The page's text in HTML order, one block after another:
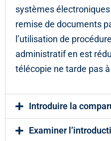
systèmes
remise de documents
l’utilisation de
administratif en est
télécopie ne tarde pas
Introduire la
Examiner